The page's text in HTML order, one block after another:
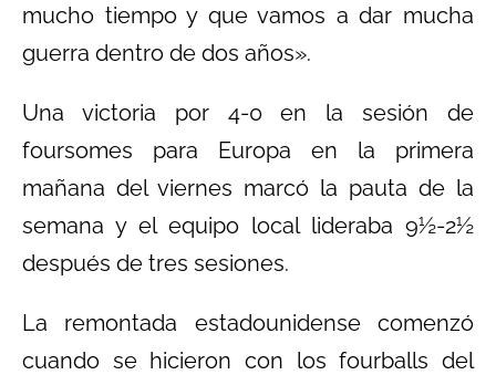
mucho tiempo y que vamos a dar mucha
guerra dentro de dos años».
Una victoria por 4-0 en la sesión de
foursomes para Europa en la primera
mañana del viernes marcó la pauta de la
semana y el equipo local lideraba 9½-2½
después de tres sesiones.
La remontada estadounidense comenzó
cuando se hicieron con los fourballs del